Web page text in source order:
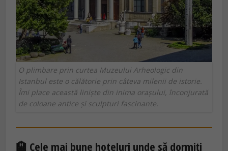
O plimbare prin curtea Muzeului Arheologic din
Istanbul este o călătorie prin câteva milenii de istorie.
Îmi place această liniște din inima orașului, înconjurată
de coloane antice și sculpturi fascinante.
🏨 Cele mai bune hoteluri unde să dormiți